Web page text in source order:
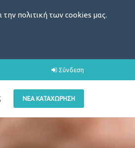
την πολιτική των cookies μας.
Σύνδεση
ΝΈΑ ΚΑΤΑΧΏΡΗΣΗ